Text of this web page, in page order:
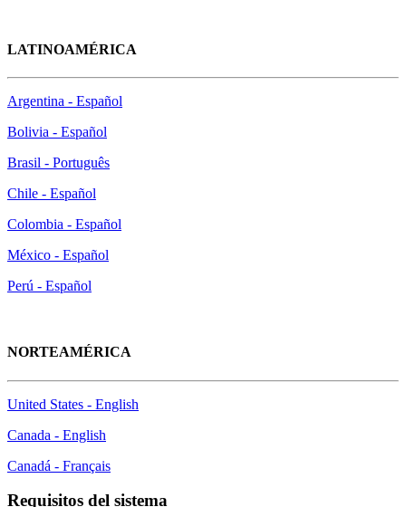
LATINOAMÉRICA
Argentina - Español
Bolivia - Español
Brasil - Português
Chile - Español
Colombia - Español
México - Español
Perú - Español
NORTEAMÉRICA
United States - English
Canada - English
Canadá - Français
Requisitos del sistema